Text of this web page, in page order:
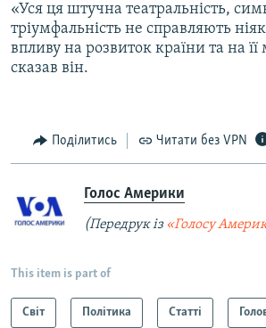
«Уся ця штучна театральність,
тріумфальність не справляють
впливу на розвиток країни та на її
сказав він.
Поділитись Читати без VPN
Голос Америки
(Передрук із «Голосу
This item is part of
Світ Політика Статті